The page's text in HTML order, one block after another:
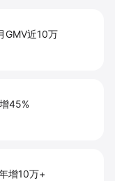
GMV近10万
45%
增10万+